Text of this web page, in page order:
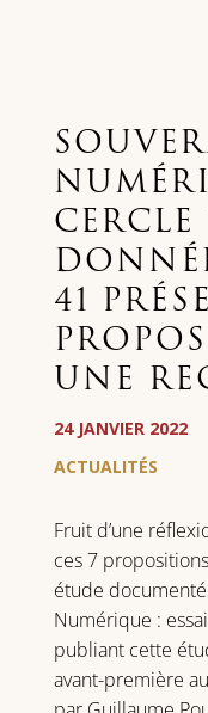
41
UNE
24 JANVIER 2022
ACTUALITÉS
Fruit d’une
ces 7
étude
Numérique :
publiant cette
avant-première